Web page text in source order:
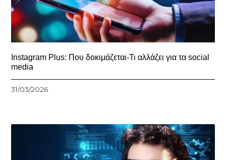
Instagram Plus: Που δοκιμάζεται-Τι αλλάζει για τα social
media
31/03/2026